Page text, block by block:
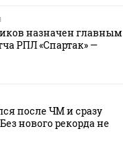
назначен главным
РПЛ «Спартак» —
после ЧМ и сразу
нового рекорда не